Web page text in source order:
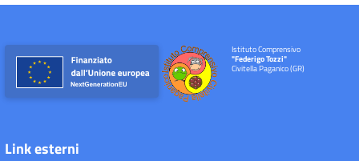
Istituto Comprensivo
"Federigo Tozzi"
Civitella Paganico (GR)
Link esterni